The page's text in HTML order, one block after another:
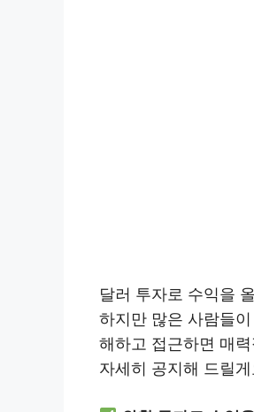
달러 투자로 수익을
하지만 많은 사람들
해하고 접근하면 매
자세히 공지해 드릴